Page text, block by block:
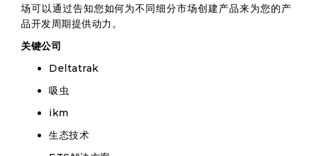
场可以通过告知您如何为不同细分市场创建产品来为您的产
品开发周期提供动力。
关键公司
Deltatrak
吸虫
ikm
生态技术